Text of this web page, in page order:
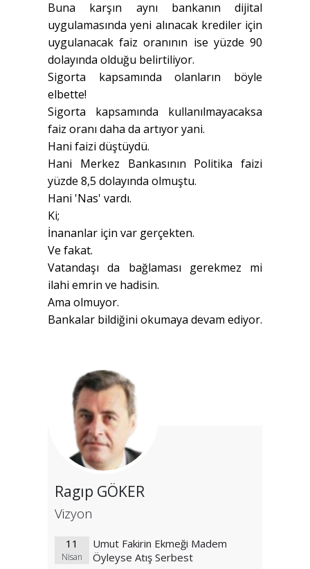
Buna karşın aynı bankanın dijital
uygulamasında yeni alınacak krediler için
uygulanacak faiz oranının ise yüzde 90
dolayında olduğu belirtiliyor.
Sigorta kapsamında olanların böyle
elbette!
Sigorta kapsamında kullanılmayacaksa
faiz oranı daha da artıyor yani.
Hani faizi düştüydü.
Hani Merkez Bankasının Politika faizi
yüzde 8,5 dolayında olmuştu.
Hani 'Nas' vardı.
Ki;
İnananlar için var gerçekten.
Ve fakat.
Vatandaşı da bağlaması gerekmez mi
ilahi emrin ve hadisin.
Ama olmuyor.
Bankalar bildiğini okumaya devam ediyor.
Ragıp GÖKER
Vizyon
11
Nisan
Umut Fakirin Ekmeği Madem
Öyleyse Atış Serbest